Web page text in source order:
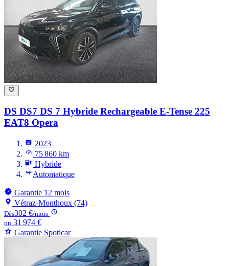
DS DS7 DS 7 Hybride Rechargeable E-Tense 225
EAT8 Opera
2023
75 860 km
Hybride
Automatique
Garantie 12 mois
Vétraz-Monthoux (74)
Dès302 €/mois
ou 31 974 €
Garantie Spoticar